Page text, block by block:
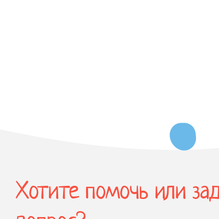
Хотите помочь или